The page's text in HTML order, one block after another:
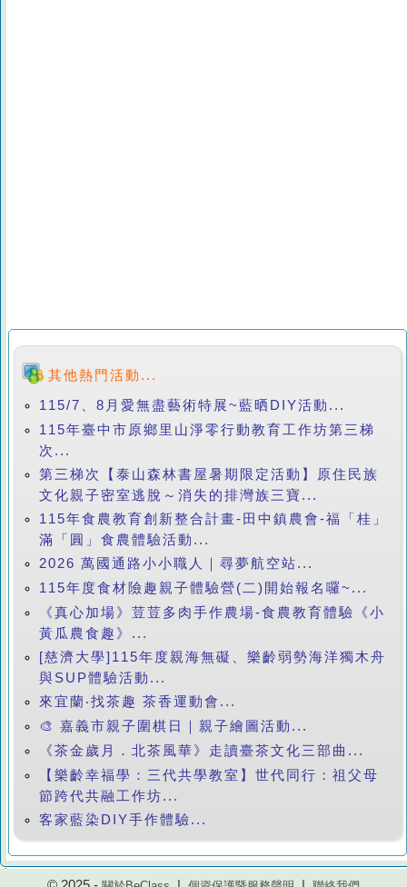
其他熱門活動...
115/7、8月愛無盡藝術特展~藍晒DIY活動...
115年臺中市原鄉里山淨零行動教育工作坊第三梯
次...
第三梯次【泰山森林書屋暑期限定活動】原住民族
文化親子密室逃脫～消失的排灣族三寶...
115年食農教育創新整合計畫-田中鎮農會-福「桂」
滿「圓」食農體驗活動...
2026 萬國通路小小職人｜尋夢航空站...
115年度食材險趣親子體驗營(二)開始報名囉~...
《真心加場》荳荳多肉手作農場-食農教育體驗《小
黃瓜農食趣》...
[慈濟大學]115年度親海無礙、樂齡弱勢海洋獨木舟
與SUP體驗活動...
來宜蘭‧找茶趣 茶香運動會...
🎨 嘉義市親子圍棋日｜親子繪圖活動...
《茶金歲月．北茶風華》走讀臺茶文化三部曲...
【樂齡幸福學：三代共學教室】世代同行：祖父母
節跨代共融工作坊...
客家藍染DIY手作體驗...